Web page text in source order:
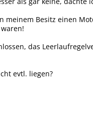
Besitz einen
das
evtl. liegen?